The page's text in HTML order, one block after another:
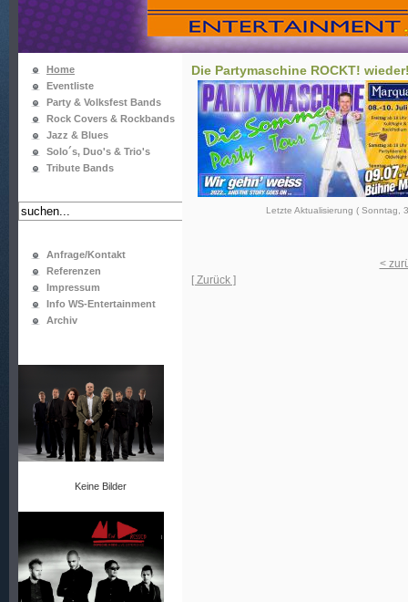
Home
Eventliste
Party & Volksfest Bands
Rock Covers & Rockbands
Jazz & Blues
Solo´s, Duo's & Trio's
Tribute Bands
Anfrage/Kontakt
Referenzen
Impressum
Info WS-Entertainment
Archiv
Keine Bilder
Die Partymaschine ROCKT!
Letzte Aktualisierung ( Sonntag,
<
[ Zurück ]